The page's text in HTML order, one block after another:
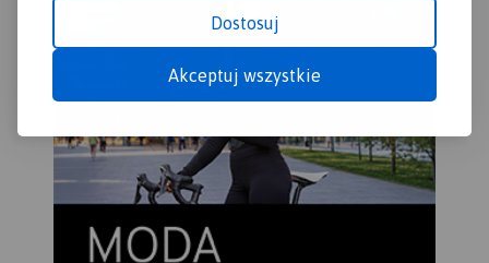
Dostosuj
Akceptuj wszystkie